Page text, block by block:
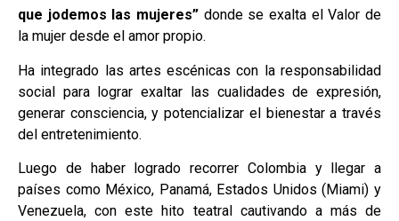
que jodemos las mujeres” donde se exalta el Valor de
la mujer desde el amor propio.
Ha integrado las artes escénicas con la responsabilidad
social para lograr exaltar las cualidades de expresión,
generar consciencia, y potencializar el bienestar a través
del entretenimiento.
Luego de haber logrado recorrer Colombia y llegar a
países como México, Panamá, Estados Unidos (Miami) y
Venezuela, con este hito teatral cautivando a más de